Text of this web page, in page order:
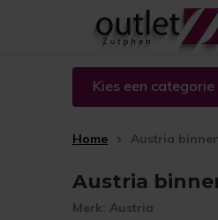
Kies een categorie
Home Austria
Austria
Merk: Austria